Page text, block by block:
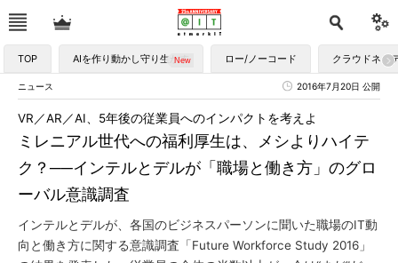
TOP AIを作り動かし守り生かす ロー/ノーコード クラウドネイ
ニュース 2016年7月20日 公開
ミレニアル世代への福利厚生は、メシよりハイテ
ク？──インテルとデルが「職場と働き方」のグロ
ーバル意識調査
VR／AR／AI、5年後の従業員へのインパクトを考えよ
インテルとデルが、各国のビジネスパーソンに聞いた職場のIT動
向と働き方に関する意識調査「Future Workforce Study 2016」